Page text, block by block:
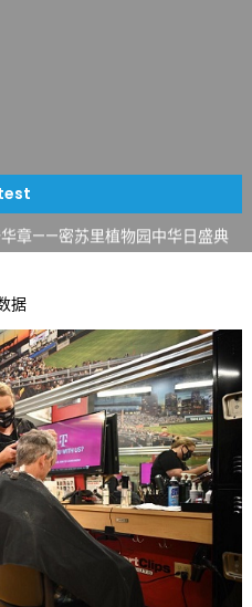
与钢琴家Darek演绎一场古筝
章——密苏里植物园中华日盛典
验日 邀请各界亲身体验划行乐
推动全球植物多样性研究与中美
年89岁
日，等你来赴约 —— 密苏里植物
五）
与钢琴家Darek演绎一场古筝
据